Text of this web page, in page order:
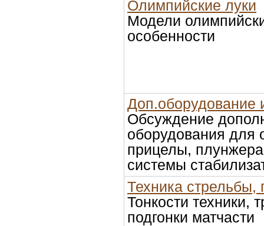
Олимпийские луки
Модели
особенности
Доп.оборудование
Обсуждение
оборудования для
прицелы,
системы
Техника стрельбы,
Тонкости техники,
подгонки матчасти